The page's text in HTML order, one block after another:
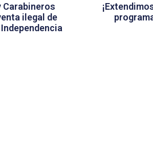
Carabineros
ilegal de